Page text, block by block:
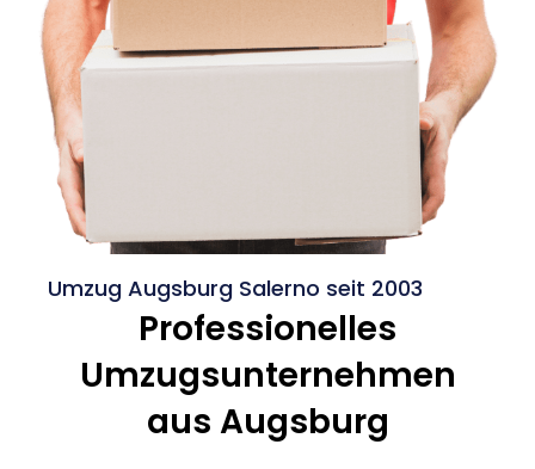
Umzug Augsburg Salerno seit 2003
Professionelles
Umzugsunternehmen
aus Augsburg